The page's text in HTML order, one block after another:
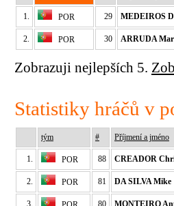
1. POR 29 MEDEIROS
2. POR 30 ARRUDA
Zobrazuji nejlepších 5.
Statistiky hráčů v
tým # Příjmení a jméno
1. POR 88 CREADOR
2. POR 81 DA SILVA Mike
3. 80 MONTEIRO